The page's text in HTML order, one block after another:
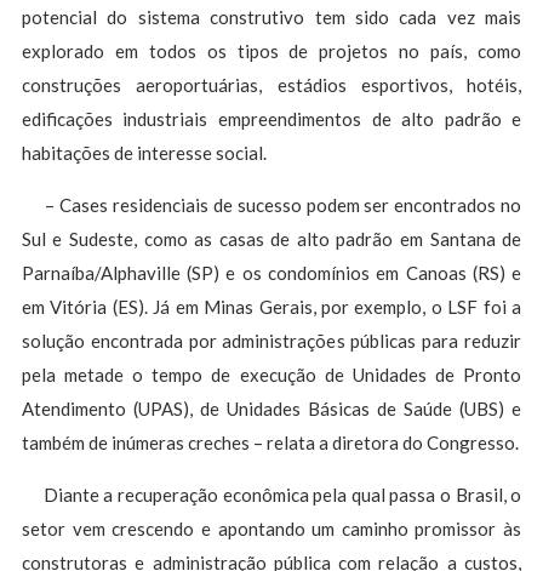
potencial do sistema construtivo tem sido cada vez mais
explorado em todos os tipos de projetos no país, como
construções aeroportuárias, estádios esportivos, hotéis,
edificações industriais empreendimentos de alto padrão e
habitações de interesse social.
– Cases residenciais de sucesso podem ser encontrados no
Sul e Sudeste, como as casas de alto padrão em Santana de
Parnaíba/Alphaville (SP) e os condomínios em Canoas (RS) e
em Vitória (ES). Já em Minas Gerais, por exemplo, o LSF foi a
solução encontrada por administrações públicas para reduzir
pela metade o tempo de execução de Unidades de Pronto
Atendimento (UPAS), de Unidades Básicas de Saúde (UBS) e
também de inúmeras creches – relata a diretora do Congresso.
Diante a recuperação econômica pela qual passa o Brasil, o
setor vem crescendo e apontando um caminho promissor às
construtoras e administração pública com relação a custos,